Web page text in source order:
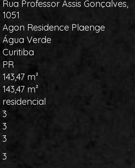
Rua Professor Assis Gonçalves,
1051
Agon Residence Plaenge
Água Verde
Curitiba
PR
143,47 m²
143,47 m²
residencial
3
3
3
3